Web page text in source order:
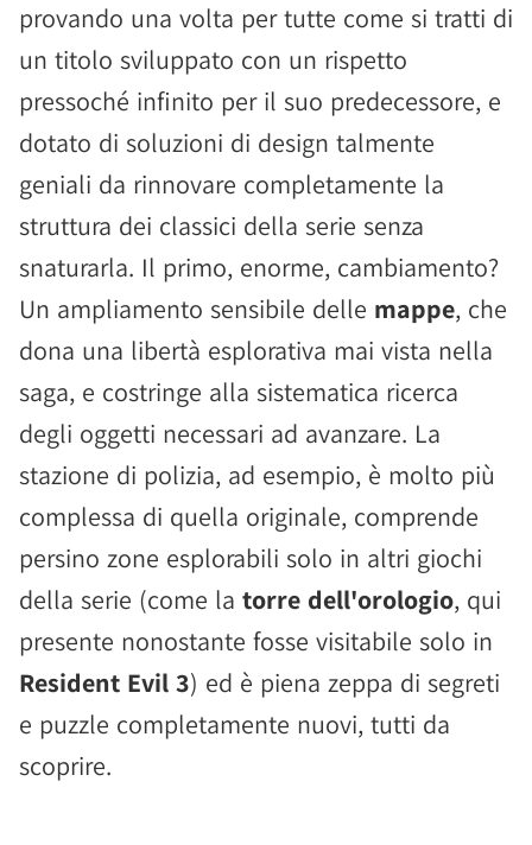
provando una volta per tutte come si tratti di
un titolo sviluppato con un rispetto
pressoché infinito per il suo predecessore, e
dotato di soluzioni di design talmente
geniali da rinnovare completamente la
struttura dei classici della serie senza
snaturarla. Il primo, enorme, cambiamento?
Un ampliamento sensibile delle mappe, che
dona una libertà esplorativa mai vista nella
saga, e costringe alla sistematica ricerca
degli oggetti necessari ad avanzare. La
stazione di polizia, ad esempio, è molto più
complessa di quella originale, comprende
persino zone esplorabili solo in altri giochi
della serie (come la torre dell'orologio, qui
presente nonostante fosse visitabile solo in
Resident Evil 3) ed è piena zeppa di segreti
e puzzle completamente nuovi, tutti da
scoprire.